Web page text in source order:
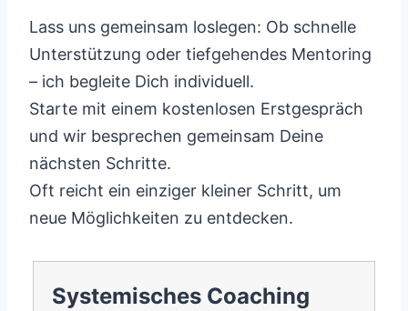
Lass uns gemeinsam loslegen: Ob schnelle
Unterstützung oder tiefgehendes Mentoring
– ich begleite Dich individuell.
Starte mit einem kostenlosen Erstgespräch
und wir besprechen gemeinsam Deine
nächsten Schritte.
Oft reicht ein einziger kleiner Schritt, um
neue Möglichkeiten zu entdecken.
Systemisches Coaching